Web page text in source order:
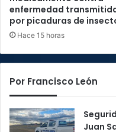
enfermedad
por picaduras de
Hace 15 horas
Por Francisco León
Juan